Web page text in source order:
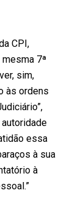
CPI,
7ª
sim,
às ordens
essa
à sua
à